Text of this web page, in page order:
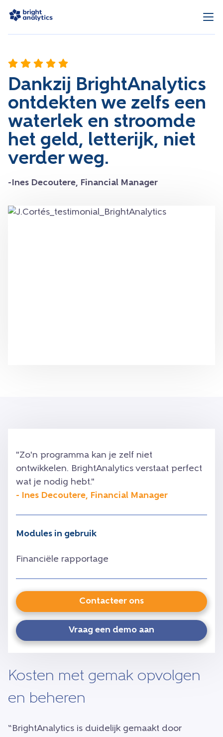
Dankzij BrightAnalytics
ontdekten we zelfs een
waterlek en stroomde
het geld, letterijk, niet
verder weg.
-Ines Decoutere, Financial Manager
"Zo'n programma kan je zelf niet
ontwikkelen. BrightAnalytics verstaat perfect
wat je nodig hebt."
- Ines Decoutere, Financial Manager
Modules in gebruik
Financiële rapportage
Contacteer ons
Vraag een demo aan
Kosten met gemak opvolgen
en beheren
“BrightAnalytics is duidelijk gemaakt door